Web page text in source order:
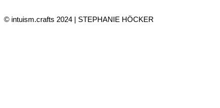
© intuism.crafts 2024 | STEPHANIE HÖCKER